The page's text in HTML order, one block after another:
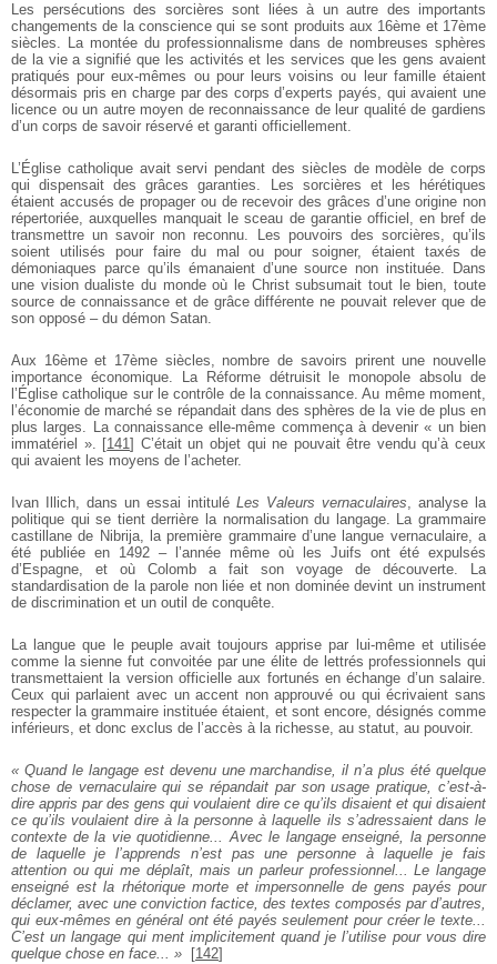
Les persécutions des sorcières sont liées à un autre des importants
changements de la conscience qui se sont produits aux 16ème et 17ème
siècles. La montée du professionnalisme dans de nombreuses sphères
de la vie a signifié que les activités et les services que les gens avaient
pratiqués pour eux-mêmes ou pour leurs voisins ou leur famille étaient
désormais pris en charge par des corps d’experts payés, qui avaient une
licence ou un autre moyen de reconnaissance de leur qualité de gardiens
d’un corps de savoir réservé et garanti officiellement.
L’Église catholique avait servi pendant des siècles de modèle de corps
qui dispensait des grâces garanties. Les sorcières et les hérétiques
étaient accusés de propager ou de recevoir des grâces d’une origine non
répertoriée, auxquelles manquait le sceau de garantie officiel, en bref de
transmettre un savoir non reconnu. Les pouvoirs des sorcières, qu’ils
soient utilisés pour faire du mal ou pour soigner, étaient taxés de
démoniaques parce qu’ils émanaient d’une source non instituée. Dans
une vision dualiste du monde où le Christ subsumait tout le bien, toute
source de connaissance et de grâce différente ne pouvait relever que de
son opposé – du démon Satan.
Aux 16ème et 17ème siècles, nombre de savoirs prirent une nouvelle
importance économique. La Réforme détruisit le monopole absolu de
l’Église catholique sur le contrôle de la connaissance. Au même moment,
l’économie de marché se répandait dans des sphères de la vie de plus en
plus larges. La connaissance elle-même commença à devenir « un bien
immatériel ». [141] C’était un objet qui ne pouvait être vendu qu’à ceux
qui avaient les moyens de l’acheter.
Ivan Illich, dans un essai intitulé Les Valeurs vernaculaires, analyse la
politique qui se tient derrière la normalisation du langage. La grammaire
castillane de Nibrija, la première grammaire d’une langue vernaculaire, a
été publiée en 1492 – l’année même où les Juifs ont été expulsés
d’Espagne, et où Colomb a fait son voyage de découverte. La
standardisation de la parole non liée et non dominée devint un instrument
de discrimination et un outil de conquête.
La langue que le peuple avait toujours apprise par lui-même et utilisée
comme la sienne fut convoitée par une élite de lettrés professionnels qui
transmettaient la version officielle aux fortunés en échange d’un salaire.
Ceux qui parlaient avec un accent non approuvé ou qui écrivaient sans
respecter la grammaire instituée étaient, et sont encore, désignés comme
inférieurs, et donc exclus de l’accès à la richesse, au statut, au pouvoir.
« Quand le langage est devenu une marchandise, il n’a plus été quelque
chose de vernaculaire qui se répandait par son usage pratique, c’est-à-
dire appris par des gens qui voulaient dire ce qu’ils disaient et qui disaient
ce qu’ils voulaient dire à la personne à laquelle ils s’adressaient dans le
contexte de la vie quotidienne... Avec le langage enseigné, la personne
de laquelle je l’apprends n’est pas une personne à laquelle je fais
attention ou qui me déplaît, mais un parleur professionnel... Le langage
enseigné est la rhétorique morte et impersonnelle de gens payés pour
déclamer, avec une conviction factice, des textes composés par d’autres,
qui eux-mêmes en général ont été payés seulement pour créer le texte...
C’est un langage qui ment implicitement quand je l’utilise pour vous dire
quelque chose en face... »
[142]